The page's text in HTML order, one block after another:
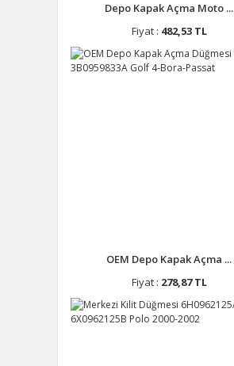
Depo Kapak Açma Moto ...
Fiyat : 482,53 TL
OEM Depo Kapak Açma ...
Fiyat : 278,87 TL